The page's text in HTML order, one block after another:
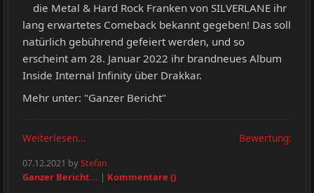
die Metal & Hard Rock Franken von SILVERLANE ihr
lang erwartetes Comeback bekannt gegeben! Das soll
natürlich gebührend gefeiert werden, und so
erscheint am 28. Januar 2022 ihr brandneues Album
Inside Internal Infinity über Drakkar.
Mehr unter: "Ganzer Bericht"
Weiterlesen... Bewertung:
07.12.2021 byStefan
Ganzer Bericht... | Kommentare ()